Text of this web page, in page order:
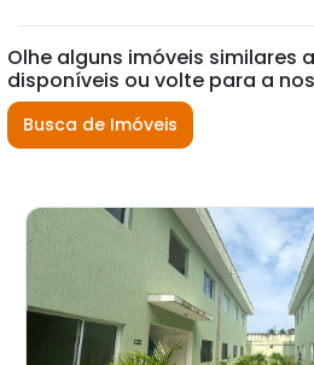
Olhe alguns imóveis similares
disponíveis ou volte para a
Busca de Imóveis